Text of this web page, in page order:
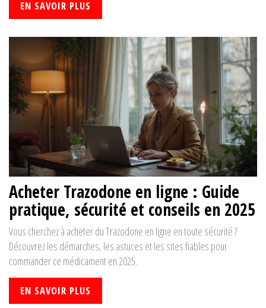
EN SAVOIR PLUS
Acheter Trazodone en ligne : Guide
pratique, sécurité et conseils en 2025
Vous cherchez à acheter du Trazodone en ligne en toute sécurité ?
Découvrez les démarches, les astuces et les sites fiables pour
commander ce médicament en 2025.
EN SAVOIR PLUS